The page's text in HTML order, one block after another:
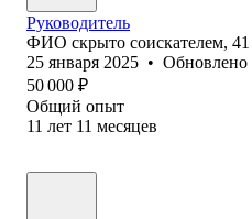
Руководитель
ФИО скрыто соискателем, 41
25 января 2025 • Обновлено
50 000 ₽
Общий опыт
11 лет 11 месяцев